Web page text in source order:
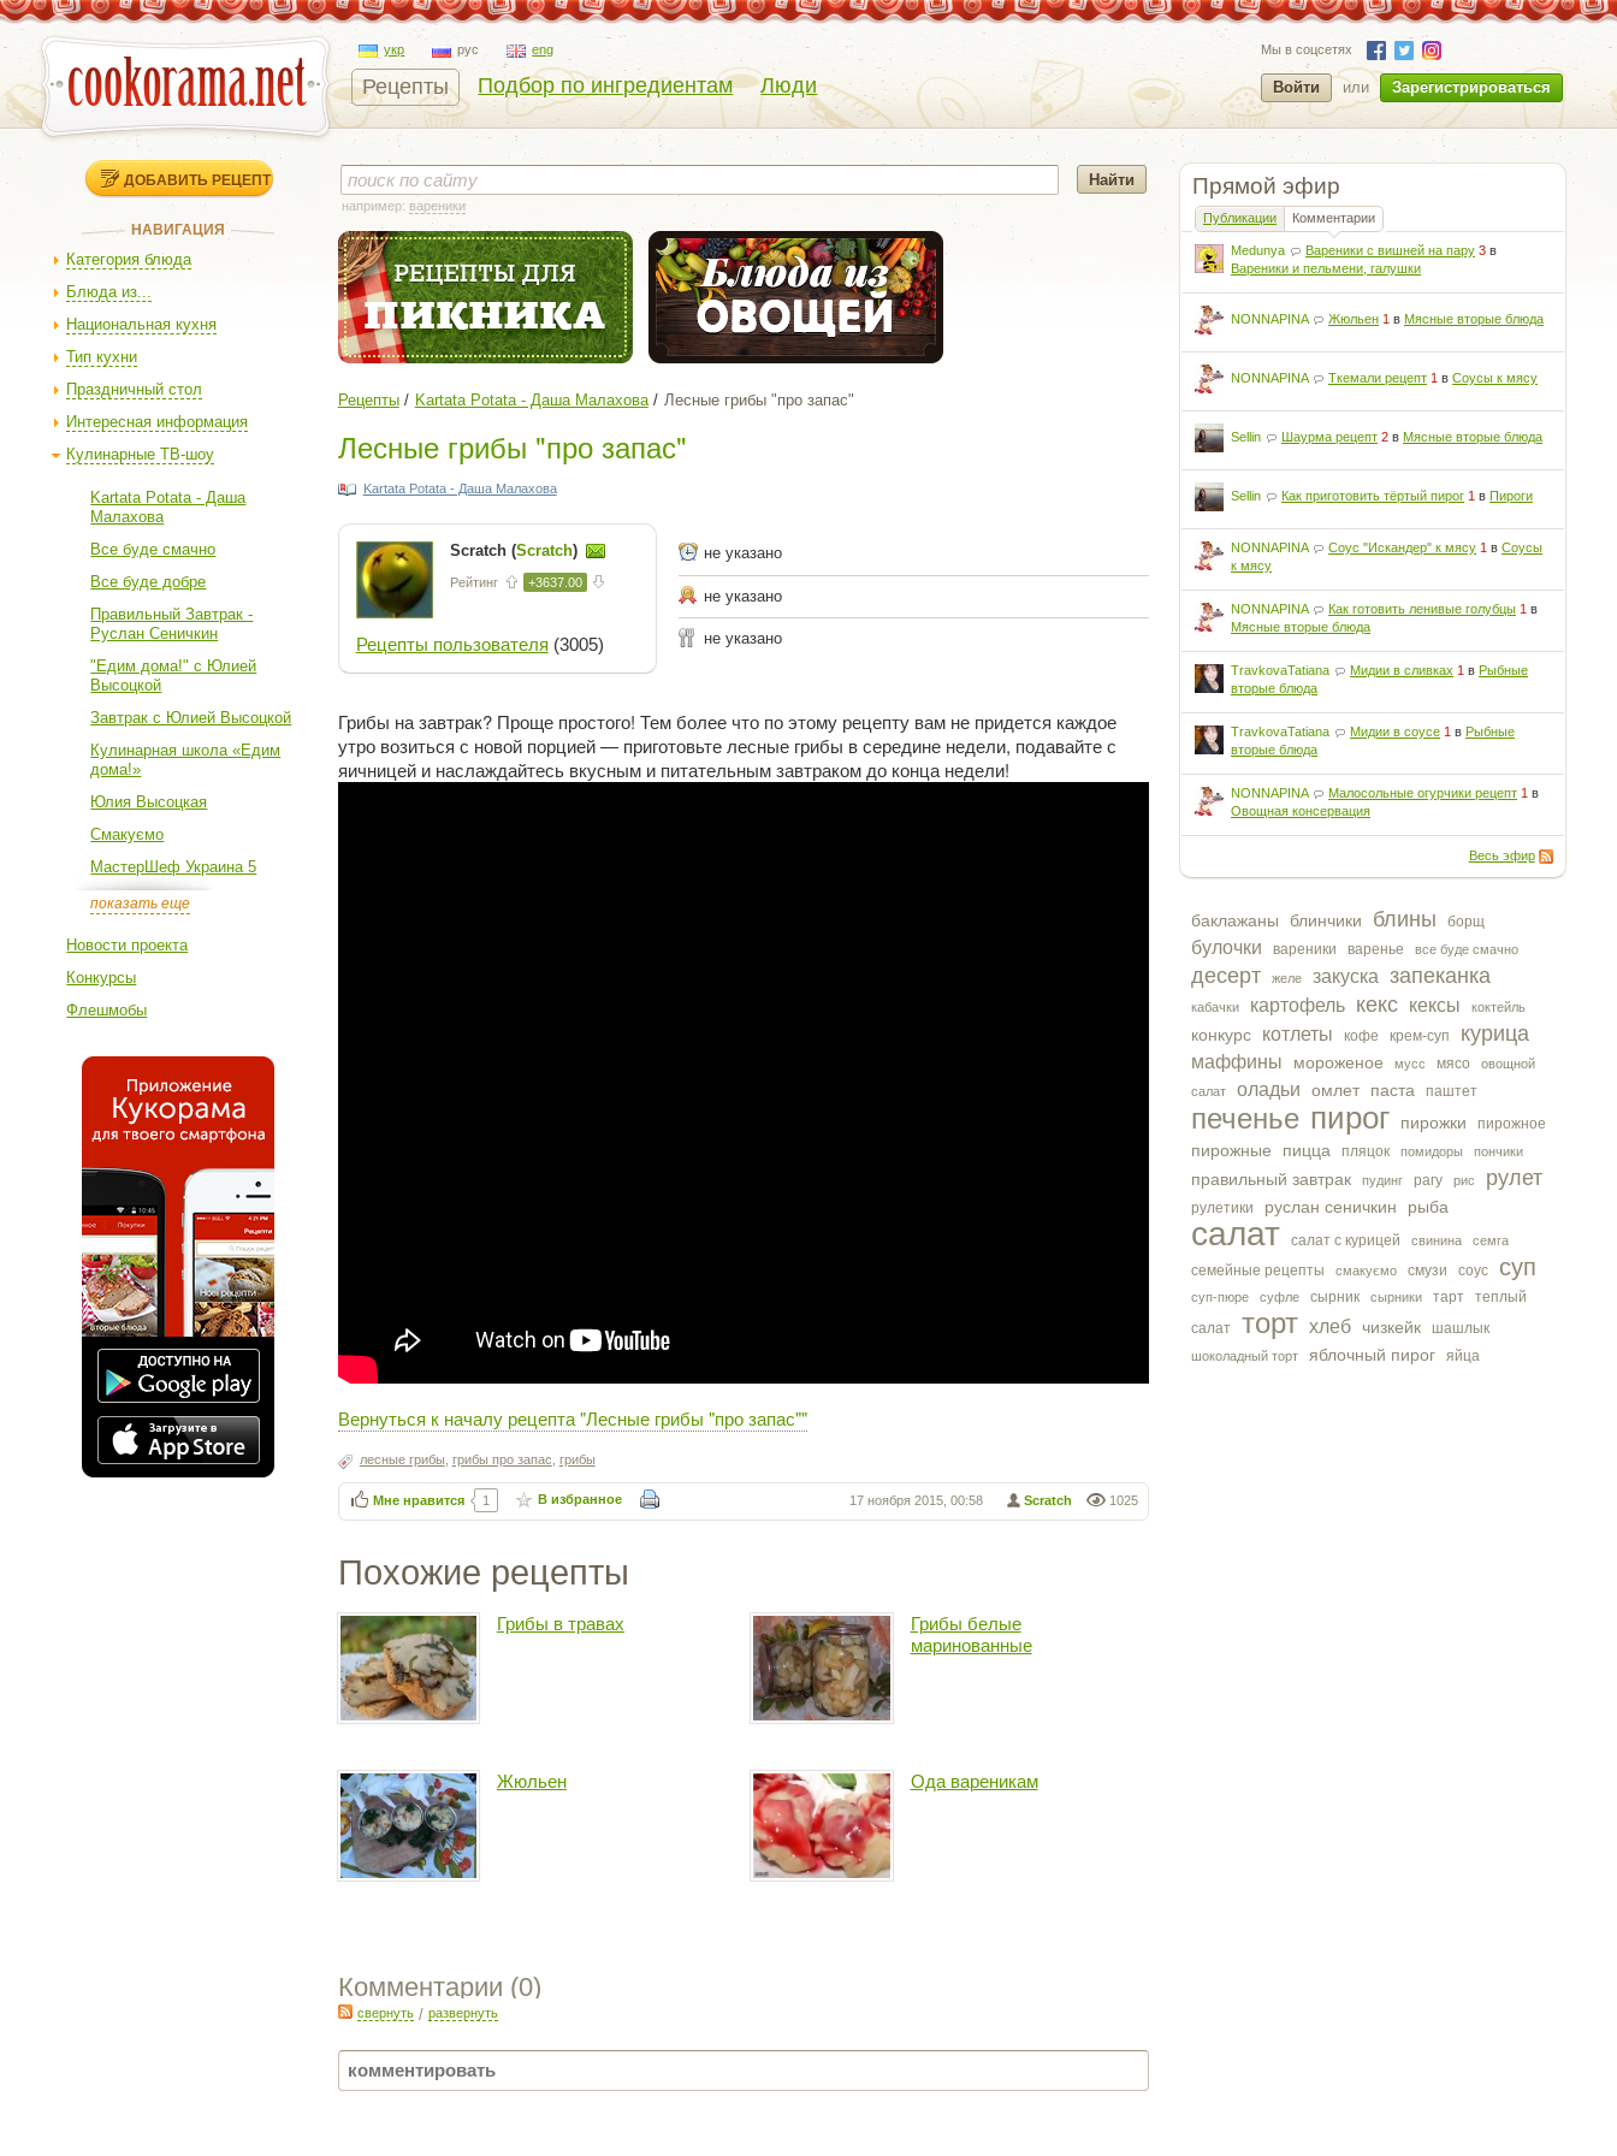
укр рус eng
Рецепты Подбор по ингредиентам Люди
Мы в соцсетях
Войти или Зарегистрироваться
ДОБАВИТЬ РЕЦЕПТ
НАВИГАЦИЯ
Категория блюда
Блюда из...
Национальная кухня
Тип кухни
Праздничный стол
Интересная информация
Кулинарные ТВ-шоу
Kartata Potata - Даша
Малахова
Все буде смачно
Все буде добре
Правильный Завтрак -
Руслан Сеничкин
"Едим дома!" с Юлией
Высоцкой
Завтрак с Юлией Высоцкой
Кулинарная школа «Едим
дома!»
Юлия Высоцкая
Смакуємо
МастерШеф Украина 5
показать еще
Новости проекта
Конкурсы
Флешмобы
Прямой эфир
Публикации Комментарии
Medunya Вареники с вишней на пару 3 в
Вареники и пельмени, галушки
NONNAPINA Жюльен 1 вМясные вторые блюда
NONNAPINA Ткемали рецепт 1 вСоусы к мясу
Sellin Шаурма рецепт 2 вМясные вторые блюда
Sellin Как приготовить тёртый пирог 1 вПироги
NONNAPINA Соус "Искандер" к мясу 1 вСоусы
к мясу
NONNAPINA Как готовить ленивые голубцы 1 в
Мясные вторые блюда
TravkovaTatiana Мидии в сливках 1 вРыбные
вторые блюда
TravkovaTatiana Мидии в соусе 1 вРыбные
вторые блюда
NONNAPINA Малосольные огурчики рецепт 1 в
Овощная консервация
Весь эфир
баклажаны блинчики блины борщ
булочки вареники варенье все буде смачно
десерт желе закуска запеканка
кабачки картофель кекс кексы коктейль
конкурс котлеты кофе крем-суп курица
маффины мороженое мусс мясо
овощной
салат
оладьи омлет паста паштет
печенье пирог пирожки пирожное
пирожные пицца пляцок помидоры пончики
правильный завтрак пудинг рагу рис рулет
рулетики руслан сеничкин рыба
салат салат с курицей свинина семга
семейные рецепты смакуємо смузи соус суп
суп-пюре суфле сырник сырники тарт
теплый
салат
торт хлеб чизкейк шашлык
шоколадный торт яблочный пирог яйца
например: вареники
Рецепты Kartata Potata - Даша Малахова Лесные грибы "про запас"
Лесные грибы "про запас"
Kartata Potata - Даша Малахова
Scratch (Scratch)
Рейтинг +3637.00
Рецепты пользователя (3005)
не указано
не указано
не указано
Грибы на завтрак? Проще простого! Тем более что по этому рецепту вам не придется каждое
утро возиться с новой порцией — приготовьте лесные грибы в середине недели, подавайте с
яичницей и наслаждайтесь вкусным и питательным завтраком до конца недели!
Вернуться к началу рецепта "Лесные грибы "про запас""
лесные грибы грибы про запас грибы
1025
Scratch
17 ноября 2015, 00:58
Мне нравится 1 В избранное
Похожие рецепты
Грибы в травах
Грибы белые
маринованные
Жюльен Ода вареникам
Комментарии (0)
свернуть/ развернуть